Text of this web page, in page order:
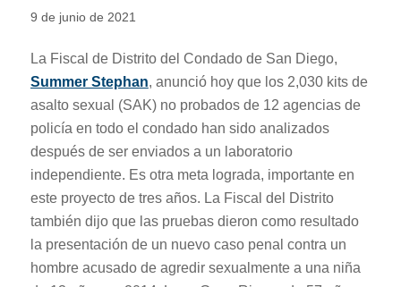
9 de junio de 2021
La Fiscal de Distrito del Condado de San Diego,
Summer Stephan, anunció hoy que los 2,030 kits de
asalto sexual (SAK) no probados de 12 agencias de
policía en todo el condado han sido analizados
después de ser enviados a un laboratorio
independiente. Es otra meta lograda, importante en
este proyecto de tres años. La Fiscal del Distrito
también dijo que las pruebas dieron como resultado
la presentación de un nuevo caso penal contra un
hombre acusado de agredir sexualmente a una niña